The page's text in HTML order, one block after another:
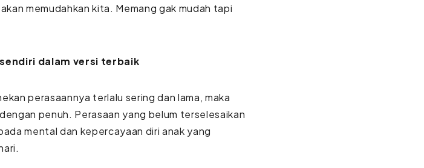
memudahkan kita. Memang gak mudah tapi
dalam versi terbaik
perasaannya terlalu sering dan lama, maka
penuh. Perasaan yang belum terselesaikan
mental dan kepercayaan diri anak yang